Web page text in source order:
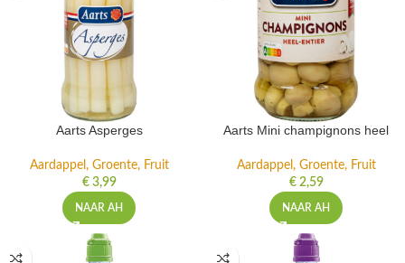
Aarts Asperges
Aardappel, Groente, Fruit
€3,99
NAAR AH
Aarts Mini champignons heel
Aardappel, Groente, Fruit
€2,59
NAAR AH